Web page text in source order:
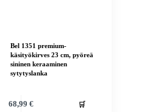
Bel 1351 premium-
käsityökirves 23 cm, pyöreä
sininen keraaminen
sytytyslanka
68,99 € 🛒